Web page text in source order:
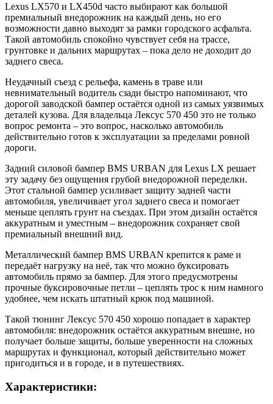
Lexus LX570 и LX450d часто выбирают как большой
премиальный внедорожник на каждый день, но его
возможности давно выходят за рамки городского асфальта.
Такой автомобиль спокойно чувствует себя на трассе,
грунтовке и дальних маршрутах – пока дело не доходит до
заднего свеса.
Неудачный съезд с рельефа, камень в траве или
невнимательный водитель сзади быстро напоминают, что
дорогой заводской бампер остаётся одной из самых уязвимых
деталей кузова. Для владельца Лексус 570 450 это не только
вопрос ремонта – это вопрос, насколько автомобиль
действительно готов к эксплуатации за пределами ровной
дороги.
Задний силовой бампер BMS URBAN для Lexus LX решает
эту задачу без ощущения грубой внедорожной переделки.
Этот стальной бампер усиливает защиту задней части
автомобиля, увеличивает угол заднего свеса и помогает
меньше цеплять грунт на съездах. При этом дизайн остаётся
аккуратным и уместным – внедорожник сохраняет свой
премиальный внешний вид.
Металлический бампер BMS URBAN крепится к раме и
передаёт нагрузку на неё, так что можно буксировать
автомобиль прямо за бампер. Для этого предусмотрены
прочные буксировочные петли – цеплять трос к ним намного
удобнее, чем искать штатный крюк под машиной.
Такой тюнинг Лексус 570 450 хорошо попадает в характер
автомобиля: внедорожник остаётся аккуратным внешне, но
получает больше защиты, больше уверенности на сложных
маршрутах и функционал, который действительно может
пригодиться и в городе, и в путешествиях.
Характеристики: